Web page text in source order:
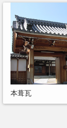
本葺瓦